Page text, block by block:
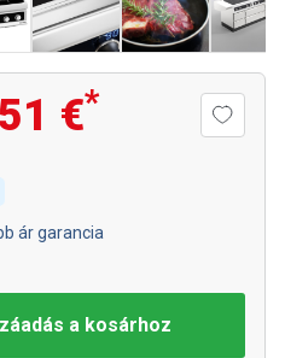
€*
ár garancia
a kosárhoz